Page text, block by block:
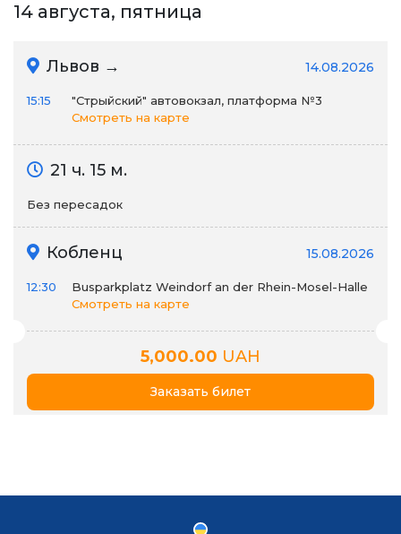
14 августа, пятница
Львов → 14.08.2026
15:15
"Стрыйский" автовокзал, платформа №3
Смотреть на карте
21 ч. 15 м.
Без пересадок
Кобленц 15.08.2026
12:30
Busparkplatz Weindorf an der Rhein-Mosel-Halle
Смотреть на карте
5,000.00 UAH
Заказать билет